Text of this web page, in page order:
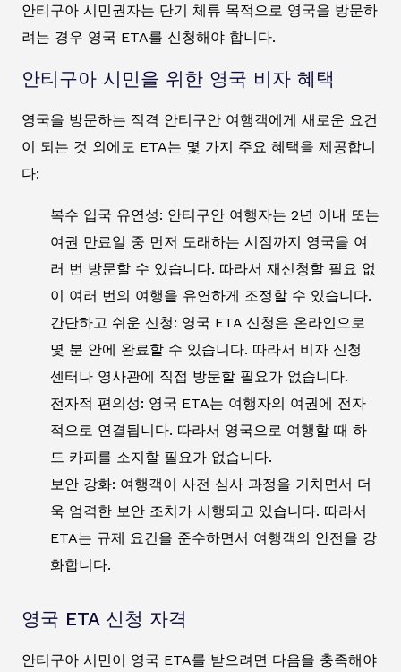
안티구아 시민권자는 단기 체류 목적으로 영국을 방문하
려는 경우 영국 ETA를 신청해야 합니다.
안티구아 시민을 위한 영국 비자 혜택
영국을 방문하는 적격 안티구안 여행객에게 새로운 요건
이 되는 것 외에도 ETA는 몇 가지 주요 혜택을 제공합니
다:
복수 입국 유연성: 안티구안 여행자는 2년 이내 또는
여권 만료일 중 먼저 도래하는 시점까지 영국을 여
러 번 방문할 수 있습니다. 따라서 재신청할 필요 없
이 여러 번의 여행을 유연하게 조정할 수 있습니다.
간단하고 쉬운 신청: 영국 ETA 신청은 온라인으로
몇 분 안에 완료할 수 있습니다. 따라서 비자 신청
센터나 영사관에 직접 방문할 필요가 없습니다.
전자적 편의성: 영국 ETA는 여행자의 여권에 전자
적으로 연결됩니다. 따라서 영국으로 여행할 때 하
드 카피를 소지할 필요가 없습니다.
보안 강화: 여행객이 사전 심사 과정을 거치면서 더
욱 엄격한 보안 조치가 시행되고 있습니다. 따라서
ETA는 규제 요건을 준수하면서 여행객의 안전을 강
화합니다.
영국 ETA 신청 자격
안티구아 시민이 영국 ETA를 받으려면 다음을 충족해야